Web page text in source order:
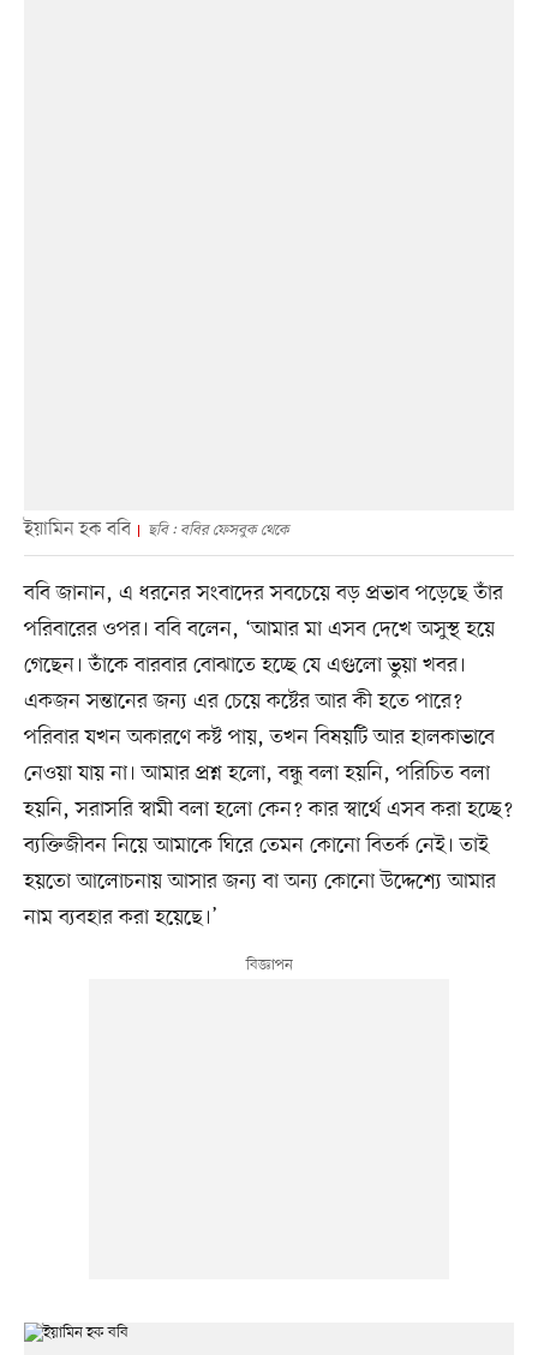
ইয়ামিন হক ববি ছবি : ববির ফেসবুক থেকে
ববি জানান, এ ধরনের সংবাদের সবচেয়ে বড় প্রভাব পড়েছে তাঁর
পরিবারের ওপর। ববি বলেন, ‘আমার মা এসব দেখে অসুস্থ হয়ে
গেছেন। তাঁকে বারবার বোঝাতে হচ্ছে যে এগুলো ভুয়া খবর।
একজন সন্তানের জন্য এর চেয়ে কষ্টের আর কী হতে পারে?
পরিবার যখন অকারণে কষ্ট পায়, তখন বিষয়টি আর হালকাভাবে
নেওয়া যায় না। আমার প্রশ্ন হলো, বন্ধু বলা হয়নি, পরিচিত বলা
হয়নি, সরাসরি স্বামী বলা হলো কেন? কার স্বার্থে এসব করা হচ্ছে?
ব্যক্তিজীবন নিয়ে আমাকে ঘিরে তেমন কোনো বিতর্ক নেই। তাই
হয়তো আলোচনায় আসার জন্য বা অন্য কোনো উদ্দেশ্যে আমার
নাম ব্যবহার করা হয়েছে।’